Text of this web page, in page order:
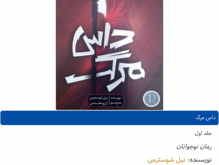
داس مرگ
جلد اول
رمان نوجوانان
نویسنده: نیل شوسترمن